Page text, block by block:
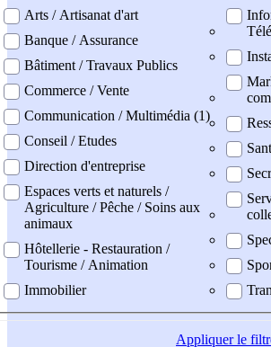
Arts / Artisanat d'art
Banque / Assurance
Bâtiment / Travaux Publics
Commerce / Vente
Communication / Multimédia (1)
Conseil / Etudes
Direction d'entreprise
Espaces verts et naturels /
Agriculture / Pêche / Soins aux
animaux
Hôtellerie - Restauration /
Tourisme / Animation
Immobilier
Appliquerle